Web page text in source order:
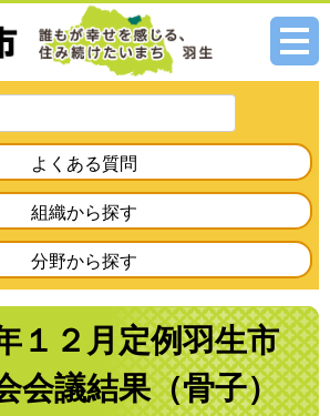
メニ
よくある質問
組織から探す
分野から探す
１２月定例羽生市
会議結果（骨子）